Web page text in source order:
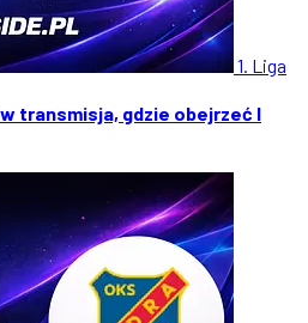
1. Liga
transmisja, gdzie obejrzeć I